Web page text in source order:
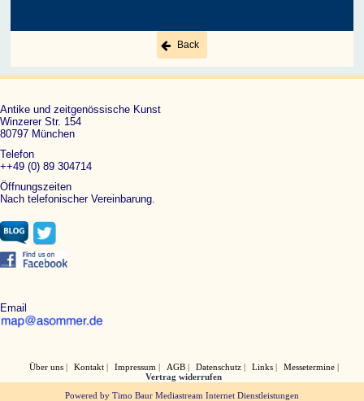
Back
Antike und zeitgenössische Kunst
Winzerer Str. 154
80797 München
Telefon
++49 (0) 89 304714
Öffnungszeiten
Nach telefonischer Vereinbarung.
Email
Über uns Kontakt Impressum AGB Datenschutz Links
Messetermine
Vertrag widerrufen
Powered by Timo Baur Mediastream Internet Dienstleistungen